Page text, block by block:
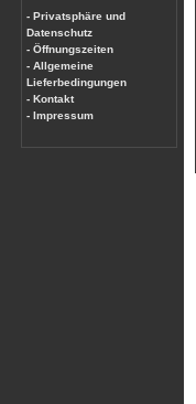
- Privatsphäre und
Datenschutz
- Öffnungszeiten
- Allgemeine
Lieferbedingungen
- Kontakt
- Impressum